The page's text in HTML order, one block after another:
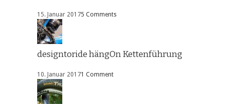
15. Januar 20175 Comments
designtoride hängOn Kettenführung
10. Januar 20171 Comment